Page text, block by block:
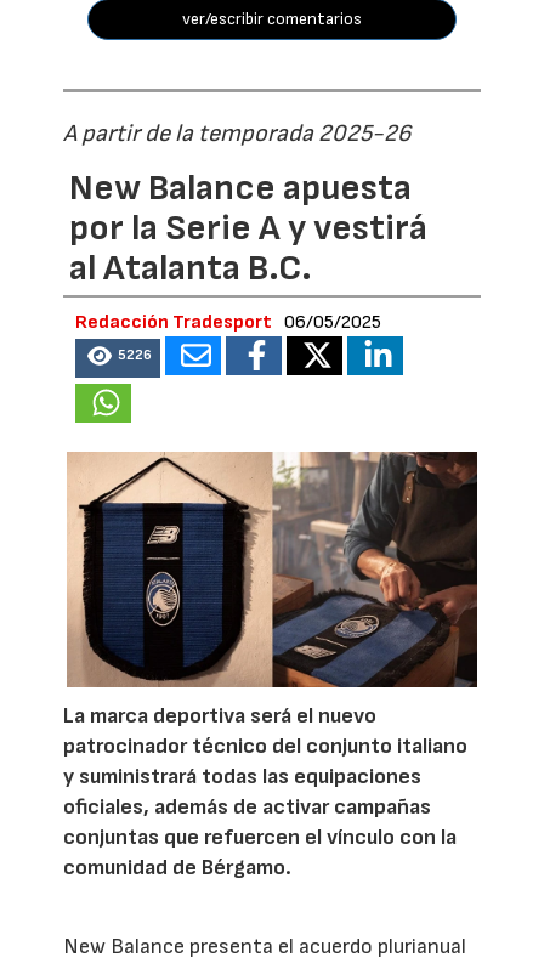
ver/escribir comentarios
A partir de la temporada 2025-26
New Balance apuesta
por la Serie A y vestirá
al Atalanta B.C.
Redacción Tradesport 06/05/2025
5226
La marca deportiva será el nuevo
patrocinador técnico del conjunto italiano
y suministrará todas las equipaciones
oficiales, además de activar campañas
conjuntas que refuercen el vínculo con la
comunidad de Bérgamo.
New Balance presenta el acuerdo plurianual